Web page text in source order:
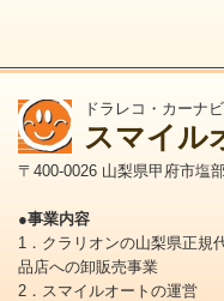
ドラレコ・カーナ
スマイル
〒400-0026 山梨県甲府市塩
●事業内容
1．クラリオンの山梨県正規
品店への卸販売事業
2．スマイルオートの運営